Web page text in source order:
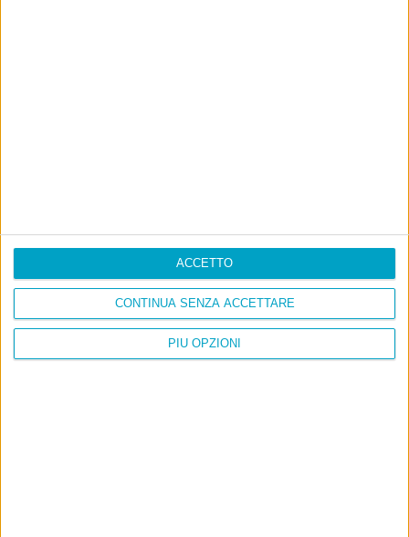
PIÙ OPZIONI
CONTINUA SENZA ACCETTARE
ACCETTO